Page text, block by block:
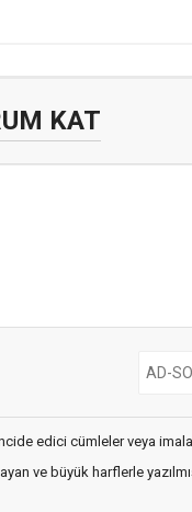
KAT
edici cümleler veya
ve büyük harflerle